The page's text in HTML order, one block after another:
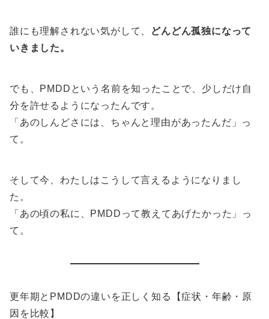
誰にも理解されない気がして、
どんどん孤独になって
いきました。
でも、PMDDという名前を知ったことで、少しだけ自
分を許せるようになったんです。
「あのしんどさには、ちゃんと理由があったんだ」っ
て。
そして今、わたしはこうして言えるようになりまし
た。
「あの頃の私に、PMDDって教えてあげたかった」っ
て。
更年期とPMDDの違いを正しく知る【症状・年齢・原
因を比較】